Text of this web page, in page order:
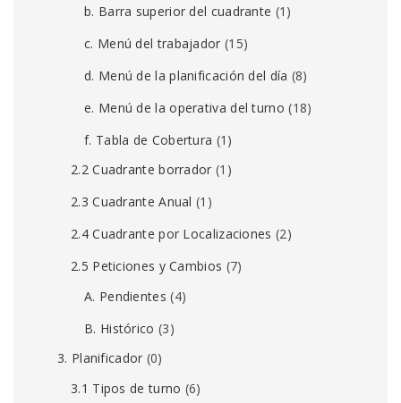
b. Barra superior del cuadrante (1)
c. Menú del trabajador (15)
d. Menú de la planificación del día (8)
e. Menú de la operativa del turno (18)
f. Tabla de Cobertura (1)
2.2 Cuadrante borrador (1)
2.3 Cuadrante Anual (1)
2.4 Cuadrante por Localizaciones (2)
2.5 Peticiones y Cambios (7)
A. Pendientes (4)
B. Histórico (3)
3. Planificador (0)
3.1 Tipos de turno (6)